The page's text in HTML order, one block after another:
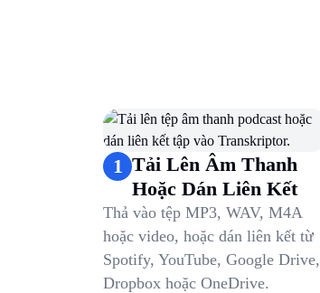
1 Tải Lên Âm Thanh
Hoặc Dán Liên Kết
Thả vào tệp MP3, WAV, M4A
hoặc video, hoặc dán liên kết từ
Spotify, YouTube, Google Drive,
Dropbox hoặc OneDrive.